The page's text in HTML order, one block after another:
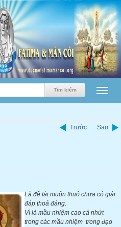
Trước Sau
Là đề tài muôn thuở chưa có giải
đáp thoả đáng.
Vì là mầu nhiệm cao cả nhứt
trong các mầu nhiệm trong đạo